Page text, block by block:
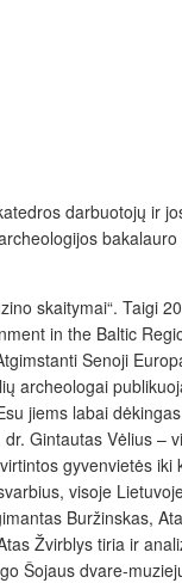
darbuotojų ir
skaitymai“. Taigi
in the Baltic
Senoji
archeologai
jiems labai
Gintautas Vėlius –
gyvenvietės iki
visoje
Buržinskas,
Žvirblys tiria ir
Šojaus dvare-